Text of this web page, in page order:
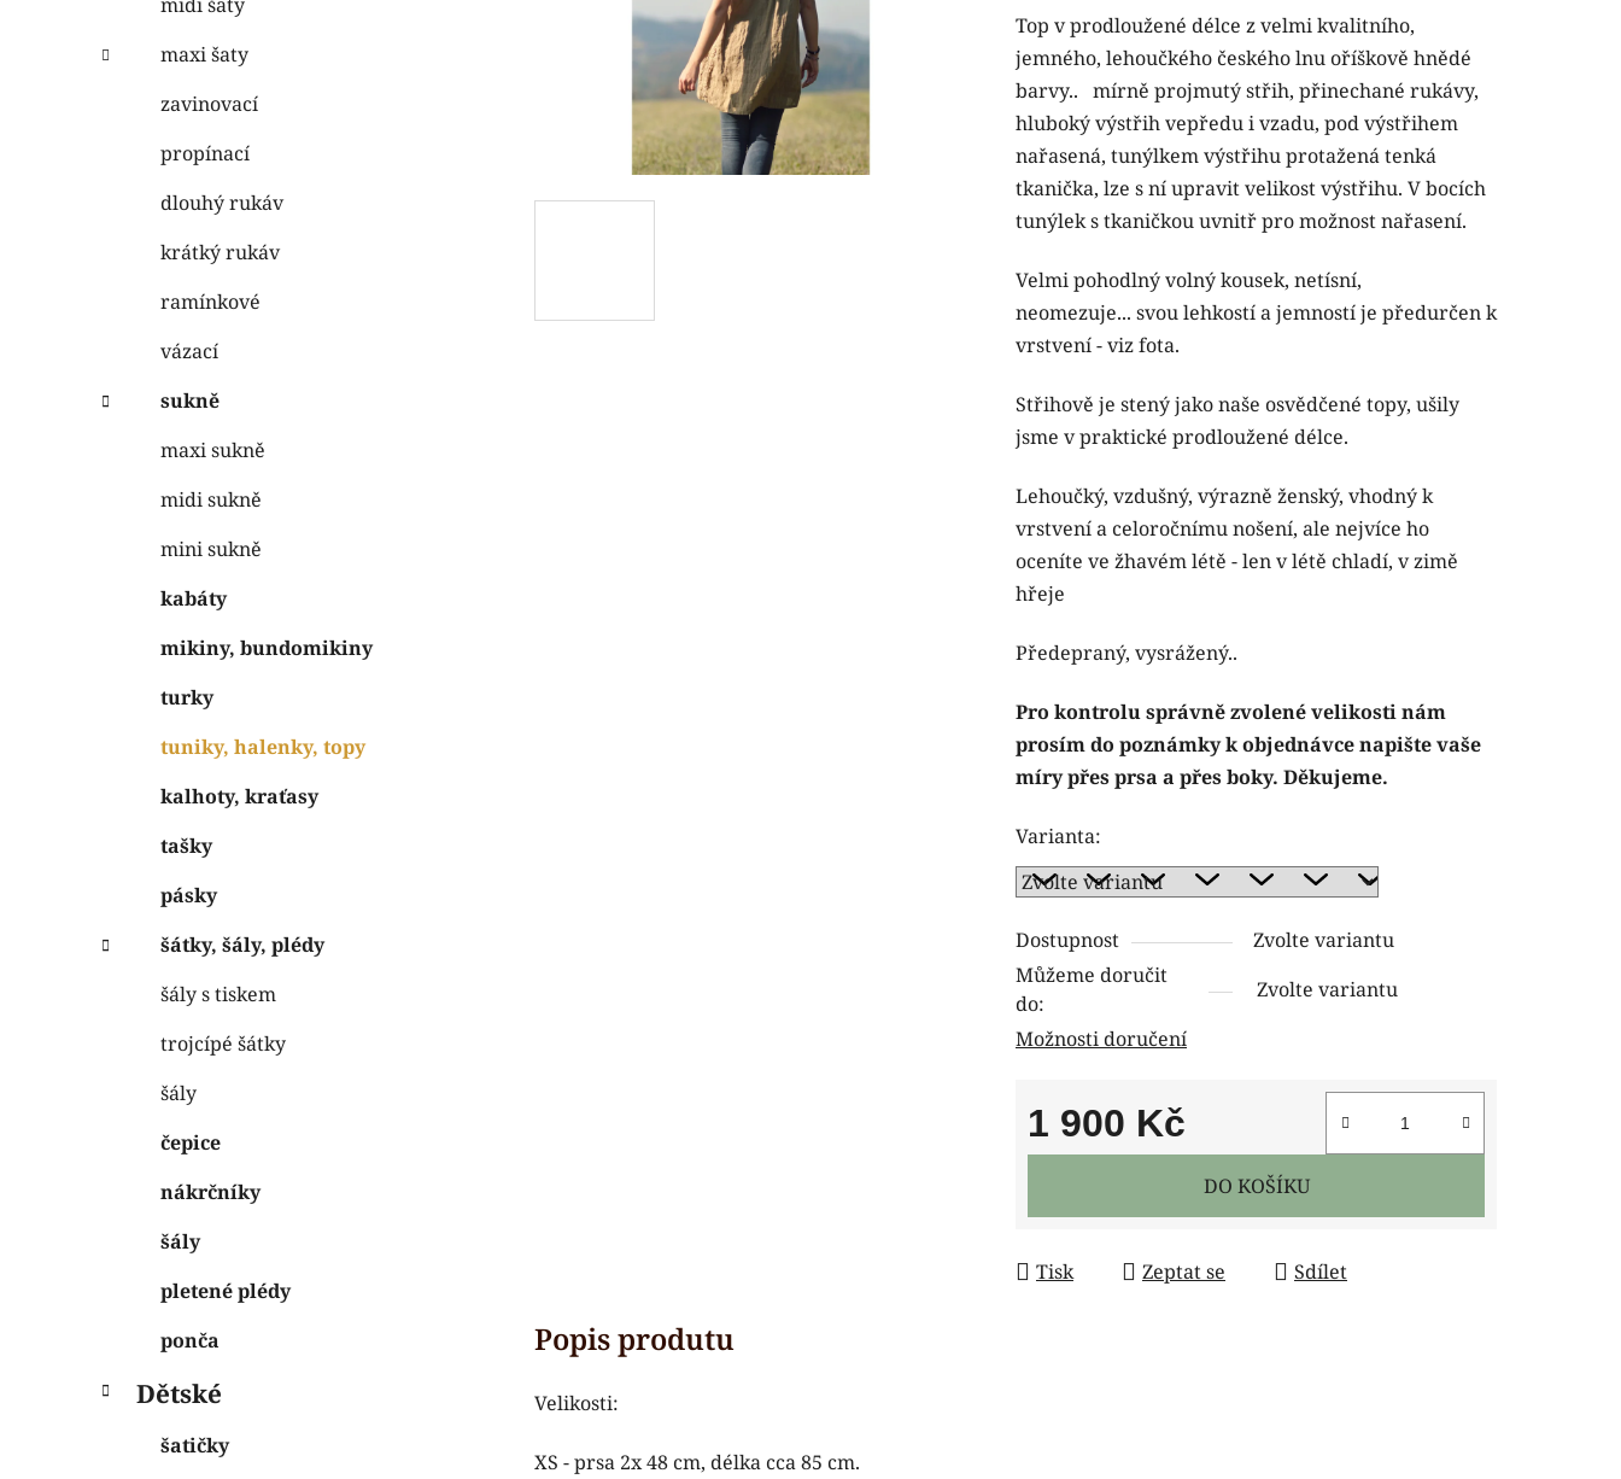
n
e
maxi šaty
zavinovací
propínací
dlouhý rukáv
krátký rukáv
ramínkové
vázací
sukně
maxi sukně
midi sukně
mini sukně
kabáty
mikiny, bundomikiny
turky
tuniky, halenky, topy
kalhoty, kraťasy
tašky
pásky
šátky, šály, plédy
šály s tiskem
trojcípé šátky
šály
čepice
nákrčníky
šály
pletené plédy
ponča
Dětské
šatičky
produktu
je
5,0
z
5
hvězdiček.
Top v prodloužené délce z velmi kvalitního,
jemného, lehoučkého českého lnu oříškově hnědé
barvy.. mírně projmutý střih, přinechané rukávy,
hluboký výstřih vepředu i vzadu, pod výstřihem
nařasená, tunýlkem výstřihu protažená tenká
tkanička, lze s ní upravit velikost výstřihu. V bocích
tunýlek s tkaničkou uvnitř pro možnost nařasení.
Velmi pohodlný volný kousek, netísní,
neomezuje... svou lehkostí a jemností je předurčen k
vrstvení - viz fota.
Střihově je stený jako naše osvědčené topy, ušily
jsme v praktické prodloužené délce.
Lehoučký, vzdušný, výrazně ženský, vhodný k
vrstvení a celoročnímu nošení, ale nejvíce ho
oceníte ve žhavém létě - len v létě chladí, v zimě
hřeje
Předepraný, vysrážený..
Pro kontrolu správně zvolené velikosti nám
prosím do poznámky k objednávce napište vaše
míry přes prsa a přes boky. Děkujeme.
Varianta:
Dostupnost
Zvolte variantu
Můžeme doručit
do:
Zvolte variantu
Možnosti doručení
1 900 Kč
Měrná cena:
DO KOŠÍKU
Tisk Zeptat se Sdílet
Velikosti:
XS - prsa 2x 48 cm, délka cca 85 cm.